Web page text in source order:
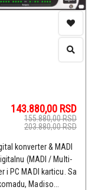
143.880,00 RSD
155.880,00RSD
203.880,00RSD
konverter & MADI
(MADI / Multi-
i PC MADI karticu. Sa
Madiso...